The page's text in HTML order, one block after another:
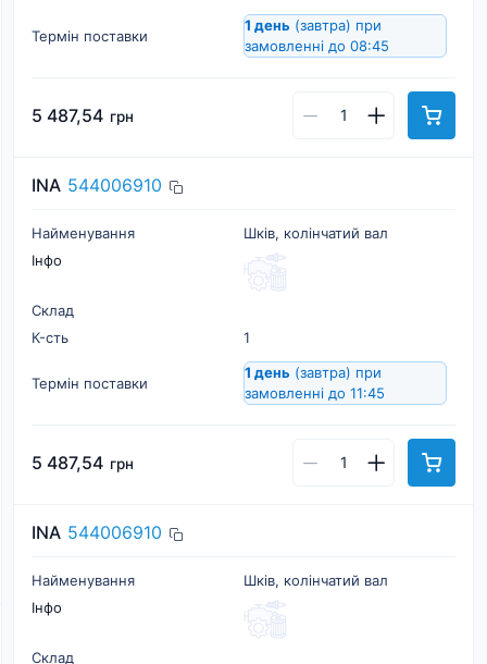
Термін поставки
1 день (завтра) при
замовленні до 08:45
5 487,54 грн
INA 544006910
Найменування
Шків, колінчатий вал
Інфо
Склад
К-cть
1
Термін поставки
1 день (завтра) при
замовленні до 11:45
5 487,54 грн
INA 544006910
Найменування
Шків, колінчатий вал
Інфо
Склад